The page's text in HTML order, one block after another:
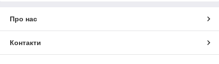
Про нас
Контакти